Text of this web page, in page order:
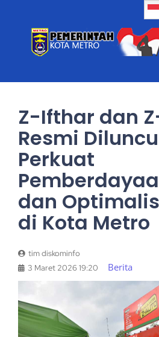
Z-Ifthar dan
Resmi
Perkuat
dan
di Kota Metro
tim diskominfo
3 Maret 2026 19:20
Berita